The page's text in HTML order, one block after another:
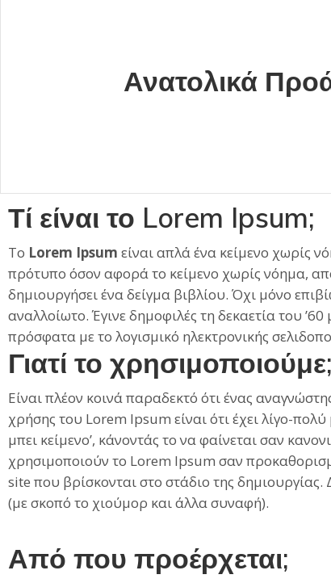
Ανατολικά
Τί είναι το Lorem Ipsum;
Το Lorem Ipsum είναι απλά ένα κείμενο χωρίς
πρότυπο όσον αφορά το κείμενο χωρίς νόημα,
δημιουργήσει ένα δείγμα βιβλίου. Όχι μόνο
αναλλοίωτο. Έγινε δημοφιλές τη δεκαετία του
πρόσφατα με το λογισμικό ηλεκτρονικής
Γιατί το χρησιμοποιούμε;
Είναι πλέον κοινά παραδεκτό ότι ένας
χρήσης του Lorem Ipsum είναι ότι έχει λίγο-
μπει κείμενο’, κάνοντάς το να φαίνεται σαν
χρησιμοποιούν το Lorem Ipsum σαν
site που βρίσκονται στο στάδιο της
(με σκοπό το χιούμορ και άλλα συναφή).
Από που προέρχεται;